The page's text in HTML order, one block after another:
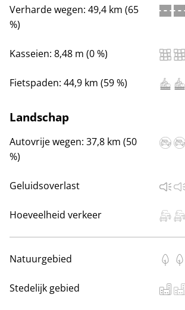
Verharde wegen: 49,4 km (65
%)
Kasseien: 8,48 m (0 %)
Fietspaden: 44,9 km (59 %)
Landschap
Autovrije wegen: 37,8 km (50
%)
Geluidsoverlast
Hoeveelheid verkeer
Natuurgebied
Stedelijk gebied